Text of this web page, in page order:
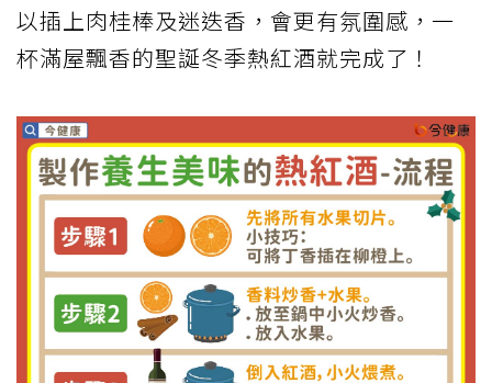
以插上肉桂棒及迷迭香，會更有氛圍感，一
杯滿屋飄香的聖誕冬季熱紅酒就完成了！